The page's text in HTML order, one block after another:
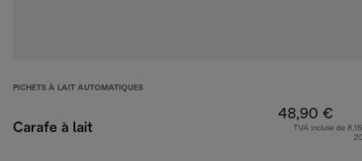
PICHETS À LAIT AUTOMATIQUES
Carafe à lait
48,90 €
TVA incluse de